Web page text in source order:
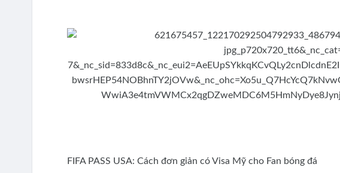
FIFA PASS USA: Cách đơn giản có Visa Mỹ cho Fan bóng đá